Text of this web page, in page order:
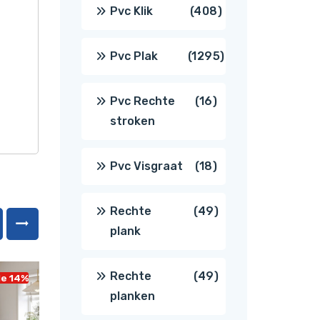
14% Sale 14%
Pvc Klik 408408
producten
Pvc Plak 12951295
Pvc Rechte
stroken
1616
Pvc Visgraat 1818
producten
Rechte
plank
4949
Rechte
planken
4949